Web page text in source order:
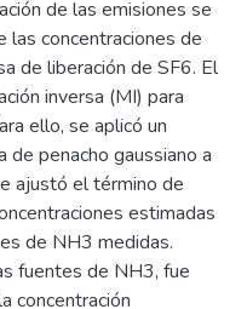
de las emisiones se
las concentraciones de
de liberación de SF6. El
inversa (MI) para
ello, se aplicó un
penacho gaussiano a
ajustó el término de
estimadas
de NH3 medidas.
fuentes de NH3, fue
concentración